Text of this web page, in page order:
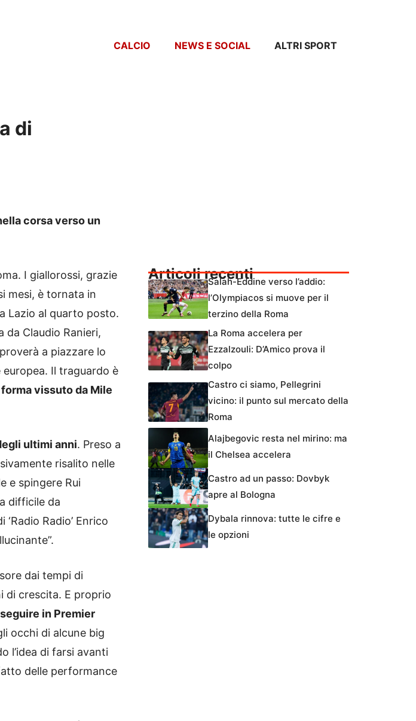
CALCIO NEWS E SOCIAL ALTRI SPORT
di
corsa verso un
I giallorossi, grazie
mesi, è tornata in
Lazio al quarto posto.
Claudio Ranieri,
a piazzare lo
Il traguardo è
vissuto da Mile
ultimi anni. Preso a
risalito nelle
e spingere Rui
difficile da
Radio’ Enrico
dai tempi di
di crescita. E proprio
in Premier
occhi di alcune big
l’idea di farsi avanti
delle performance
Articoli recentiSalah-Eddine verso l’addio:
l’Olympiacos si muove per il
terzino della Roma
La Roma accelera per
Ezzalzouli: D’Amico prova il
colpo
Castro ci siamo, Pellegrini
vicino: il punto sul mercato della
Roma
Alajbegovic resta nel mirino: ma
il Chelsea accelera
Castro ad un passo: Dovbyk
apre al Bologna
Dybala rinnova: tutte le cifre e
le opzioni